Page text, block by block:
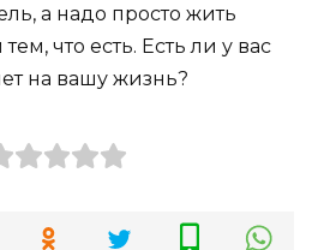
а надо просто жить
что есть. Есть ли у вас
на вашу жизнь?